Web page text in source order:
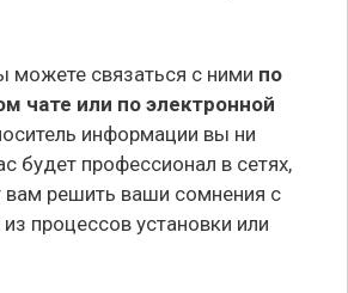
можете связаться с ними по
чате или по электронной
информации вы ни
будет профессионал в сетях,
решить ваши сомнения с
процессов установки или